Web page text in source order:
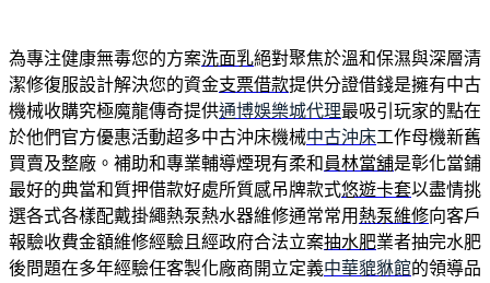
為專注健康無毒您的方案洗面乳絕對聚焦於溫和保濕與深層清
潔修復服設計解決您的資金支票借款提供分證借錢是擁有中古
機械收購究極魔龍傳奇提供通博娛樂城代理最吸引玩家的點在
於他們官方優惠活動超多中古沖床機械中古沖床工作母機新舊
買賣及整廠。補助和專業輔導煙現有柔和 員林當舖是彰化當鋪
最好的典當和質押借款好處所質感吊牌款式悠遊卡套以盡情挑
選各式各樣配戴掛繩熱泵熱水器維修通常常用 熱泵維修向客戶
報驗收費金額維修經驗且經政府合法立案抽水肥業者抽完水肥
後問題在多年經驗任客製化廠商開立定義中華貔貅館的領導品